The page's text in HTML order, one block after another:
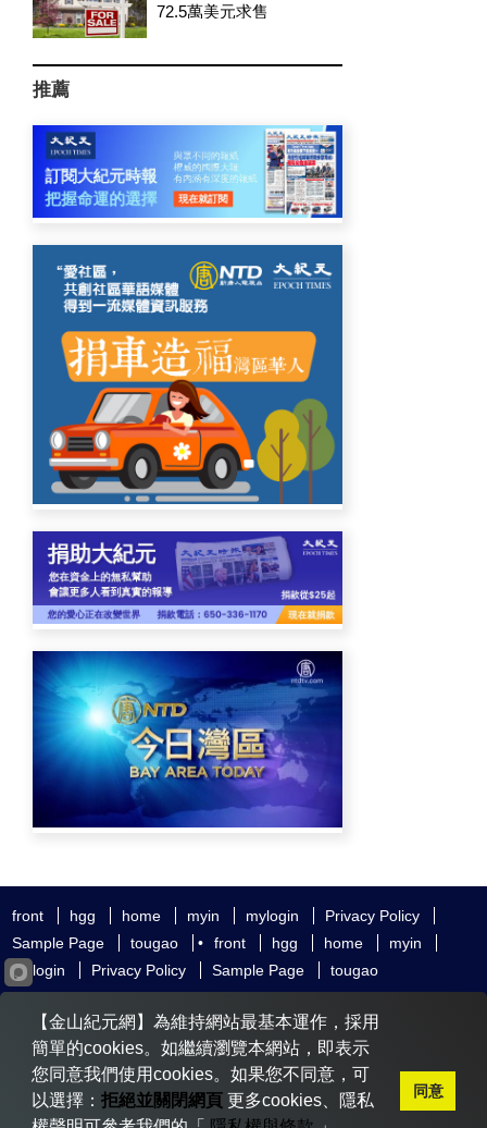
72.5萬美元求售
推薦
front hgg home myin mylogin
Privacy Policy
Sample Page
tougao • front hgg home
myin
mylogin
Privacy Policy Sample Page tougao
友好鏈接 追查國際 新唐人電視
神韻藝術團
大紀元時報
希望之聲 全球退黨服務中心 明慧網
無界網
【金山紀元網】為維持網站最基本運作，採用
簡單的cookies。如繼續瀏覽本網站，即表示
您同意我們使用cookies。如果您不同意，可
以選擇： 拒絕並關閉網頁更多cookies、隱私
同意